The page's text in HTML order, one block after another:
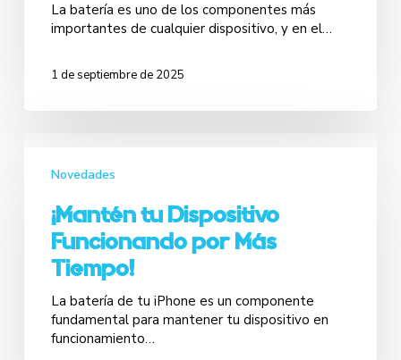
La batería es uno de los componentes más
importantes de cualquier dispositivo, y en el…
1 de septiembre de 2025
Novedades
¡Mantén tu Dispositivo
Funcionando por Más
Tiempo!
La batería de tu iPhone es un componente
fundamental para mantener tu dispositivo en
funcionamiento…